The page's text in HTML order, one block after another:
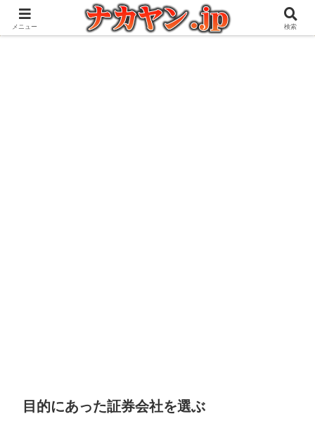
アウトドアとガジェット好きな管理人の愉快な日々を綴るブログ
目的にあった証券会社を選ぶ
メニュー 検索